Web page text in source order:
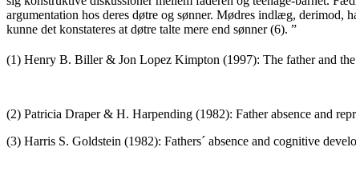
argumentation hos deres døtre og sønner. Mødres indlæg, derimod,
kunne det konstateres at døtre talte mere end sønner (6). ”
(1) Henry B. Biller & Jon Lopez Kimpton (1997): The father and
(2) Patricia Draper & H. Harpending (1982): Father absence and
(3) Harris S. Goldstein (1982): Fathers´ absence and cognitive